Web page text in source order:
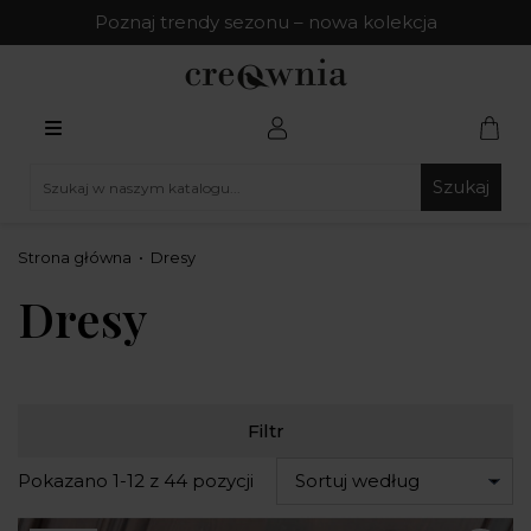
Poznaj trendy sezonu – nowa kolekcja
Szukaj
Strona główna Dresy
Dresy
Filtr
Pokazano 1-12 z 44 pozycji Sortuj według